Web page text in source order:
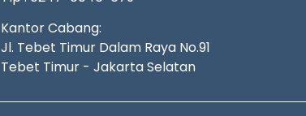
Kantor Cabang:
Jl. Tebet Timur Dalam Raya No.91
Tebet Timur - Jakarta Selatan